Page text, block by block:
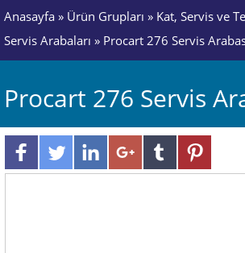
Anasayfa » Ürün Grupları » Kat, Servis ve
Servis Arabaları » Procart 276 Servis
Procart 276 Servis